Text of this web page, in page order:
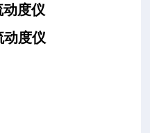
动度仪
动度仪